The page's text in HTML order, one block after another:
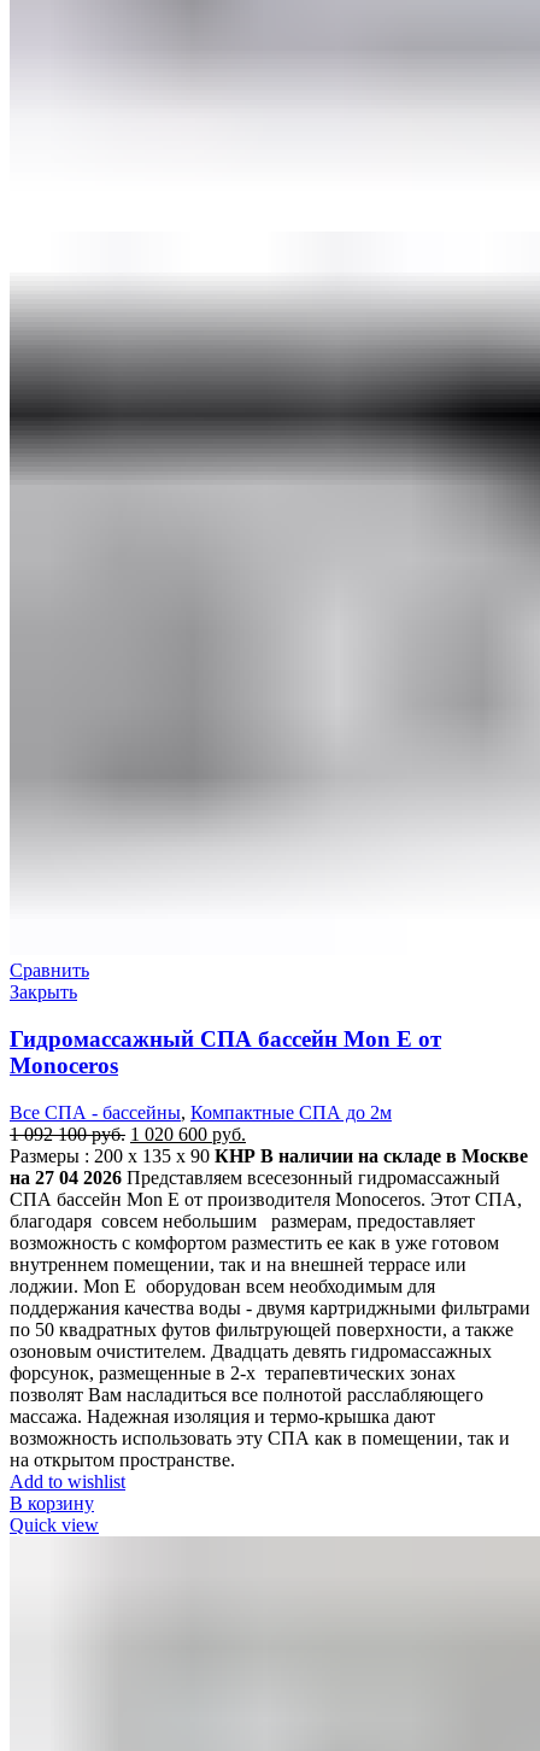
Сравнить
Закрыть
Гидромассажный СПА бассейн Mon E от
Monoceros
Все СПА - бассейны, Компактные СПА до 2м
1 092 100руб. 1 020 600 руб.
Размеры : 200 x 135 х 90 КНР В наличии на складе в Москве
на 27 04 2026 Представляем всесезонный гидромассажный
СПА бассейн Mon E от производителя Monoceros. Этот СПА,
благодаря совсем небольшим размерам, предоставляет
возможность с комфортом разместить ее как в уже готовом
внутреннем помещении, так и на внешней террасе или
лоджии. Mon Е оборудован всем необходимым для
поддержания качества воды - двумя картриджными фильтрами
по 50 квадратных футов фильтрующей поверхности, а также
озоновым очистителем. Двадцать девять гидромассажных
форсунок, размещенные в 2-х терапевтических зонах
позволят Вам насладиться все полнотой расслабляющего
массажа. Надежная изоляция и термо-крышка дают
возможность использовать эту СПА как в помещении, так и
на открытом пространстве.
Add to wishlist
В корзину
Quick view